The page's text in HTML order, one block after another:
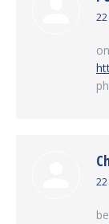
dit
dit